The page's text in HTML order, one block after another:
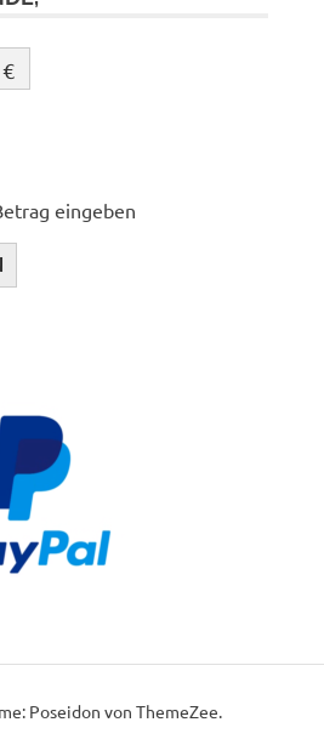
€
eingeben
Poseidon von ThemeZee.